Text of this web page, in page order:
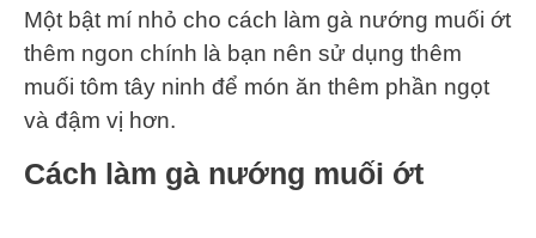
Một bật mí nhỏ cho cách làm gà nướng muối ớt
thêm ngon chính là bạn nên sử dụng thêm
muối tôm tây ninh để món ăn thêm phần ngọt
và đậm vị hơn.
Cách làm gà nướng muối ớt